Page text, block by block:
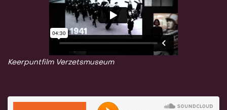
Keerpuntfilm Verzetsmuseum